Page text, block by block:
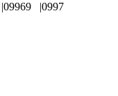
09969 0997